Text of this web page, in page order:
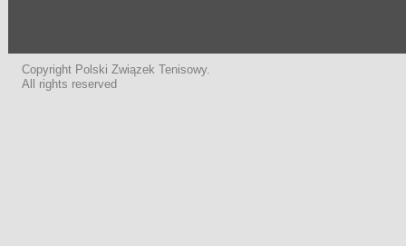
Copyright Polski Związek Tenisowy.
All rights reserved